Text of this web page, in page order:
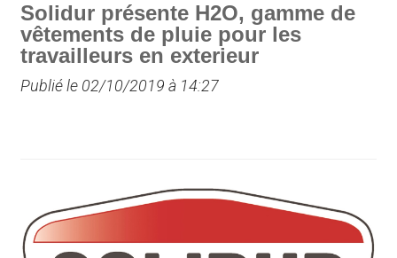
Solidur présente H2O, gamme de
vêtements de pluie pour les
travailleurs en exterieur
Publié le 02/10/2019 à 14:27